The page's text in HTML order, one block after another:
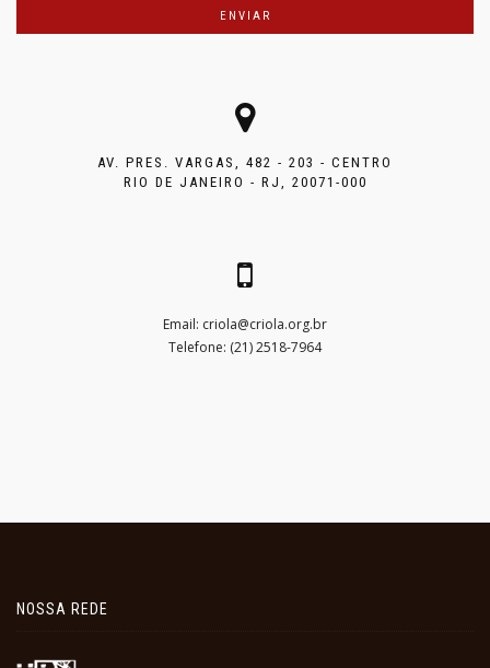
AV. PRES. VARGAS, 482 - 203 - CENTRO
RIO DE JANEIRO - RJ, 20071-000
Email: criola@criola.org.br
Telefone: (21) 2518-7964
NOSSA REDE